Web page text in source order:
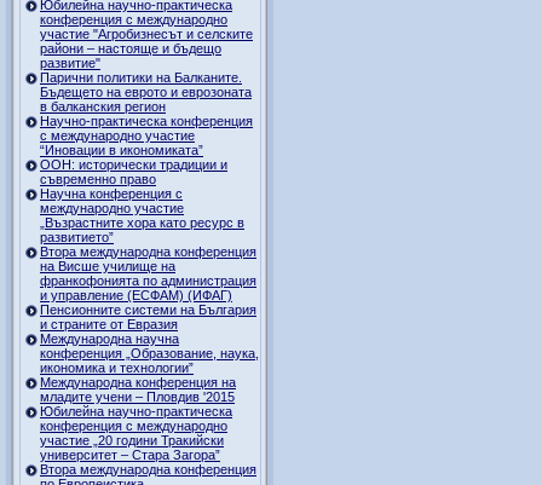
Юбилейна научно-практическа
конференция с международно
участие "Агробизнесът и селските
райони – настояще и бъдещо
развитие"
Парични политики на Балканите.
Бъдещето на еврото и еврозоната
в балканския регион
Научно-практическа конференция
с международно участие
“Иновации в икономиката”
ООН: исторически традиции и
съвременно право
Научна конференция с
международно участие
„Възрастните хора като ресурс в
развитието”
Втора международна конференция
на Висше училище на
франкофонията по администрация
и управление (ЕСФАМ) (ИФАГ)
Пенсионните системи на България
и страните от Евразия
Международна научна
конференция „Образование, наука,
икономика и технологии”
Международна конференция на
младите учени – Пловдив '2015
Юбилейна научно-практическа
конференция с международно
участие „20 години Тракийски
университет – Стара Загора”
Втора международна конференция